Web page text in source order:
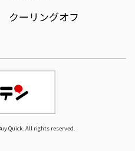
クーリングオフ
Quick. All rights reserved.